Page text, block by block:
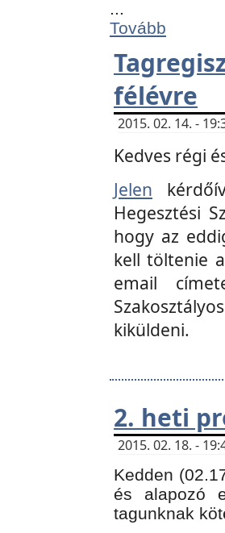
...
Tovább
félévre
2015. 02. 14. -
Kedves régi
Jelen
Hegesztési
hogy az
kell töltenie
email
kiküldeni.
2. heti
2015. 02. 18. -
Kedden
és alapozó
tagunknak